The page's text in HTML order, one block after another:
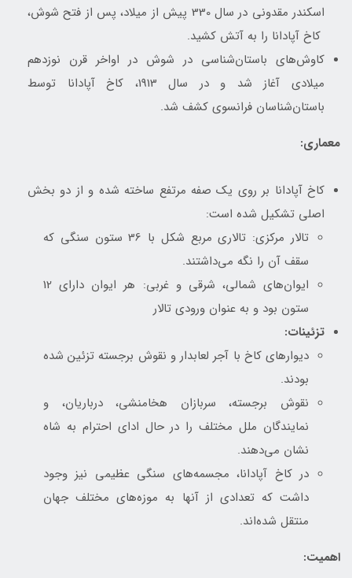
اسکندر مقدونی در سال 330 پیش از میلاد، پس از فتح شوش،
کاخ آپادانا را به آتش کشید.
کاوش‌های باستان‌شناسی در شوش در اواخر قرن نوزدهم
میلادی آغاز شد و در سال 1913، کاخ آپادانا توسط
باستان‌شناسان فرانسوی کشف شد.
معماری:
کاخ آپادانا بر روی یک صفه مرتفع ساخته شده و از دو بخش
اصلی تشکیل شده است:
تالار مرکزی: تالاری مربع شکل با 36 ستون سنگی که
سقف آن را نگه می‌داشتند.
ایوان‌های شمالی، شرقی و غربی: هر ایوان دارای 12
ستون بود و به عنوان ورودی تالار
تزئینات:
دیوارهای کاخ با آجر لعابدار و نقوش برجسته تزئین شده
بودند.
نقوش برجسته، سربازان هخامنشی، درباریان، و
نمایندگان ملل مختلف را در حال ادای احترام به شاه
نشان می‌دهند.
در کاخ آپادانا، مجسمه‌های سنگی عظیمی نیز وجود
داشت که تعدادی از آنها به موزه‌های مختلف جهان
منتقل شده‌اند.
اهمیت: